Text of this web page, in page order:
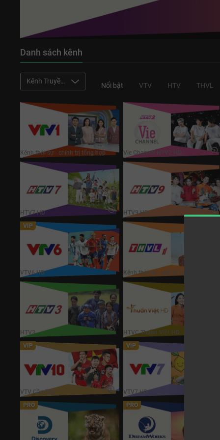
Danh sách kênh
Kênh Truyền Hình
Nổi bật VTV HTV THVL
Kênh thời sự - chính trị tổng hợp
Vie Channel HTV2 HD
Vie Channel HTV2 HD
HTV7 HD HTV9 HD
VIP
VTV6 HD
VTV6 HD Kênh thời sự - giải trí tổng hợp
HTV3
HTVC Thuần Việt HD
HTVC Thuần Việt HD
VIP
VTV Cần Thơ
VTV Cần Thơ
VIP
VTV7 HD
PRO
Discovery
PRO
DreamWorks